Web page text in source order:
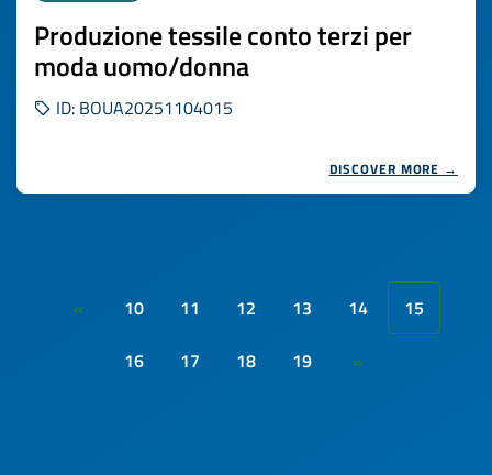
Produzione tessile conto terzi per
moda uomo/donna
ID: BOUA20251104015
DISCOVER MORE →
« 10 11 12 13 14
15
16
17 18 19 »